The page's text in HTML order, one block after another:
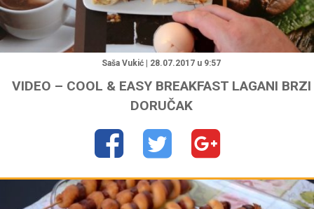
Saša Vukić | 28.07.2017 u 9:57
VIDEO – COOL & EASY BREAKFAST LAGANI BRZI
DORUČAK